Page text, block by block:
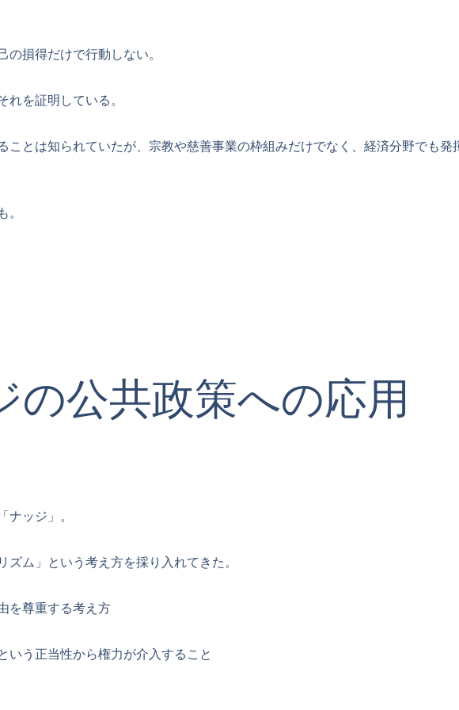
損得だけで行動しない。
を証明している。
ことは知られていたが、宗教や慈善事業の枠組みだけでなく、経済分野でも発
。
の公共政策への応用
ナッジ」。
ム」という考え方を採り入れてきた。
を尊重する考え方
いう正当性から権力が介入すること